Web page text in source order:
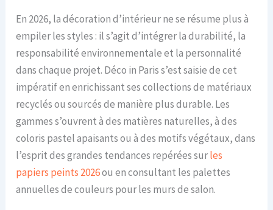
En 2026, la décoration d’intérieur ne se résume plus à
empiler les styles : il s’agit d’intégrer la durabilité, la
responsabilité environnementale et la personnalité
dans chaque projet. Déco in Paris s’est saisie de cet
impératif en enrichissant ses collections de matériaux
recyclés ou sourcés de manière plus durable. Les
gammes s’ouvrent à des matières naturelles, à des
coloris pastel apaisants ou à des motifs végétaux, dans
l’esprit des grandes tendances repérées surles
papiers peints 2026ou en consultant les palettes
annuelles de couleurs pour les murs de salon.